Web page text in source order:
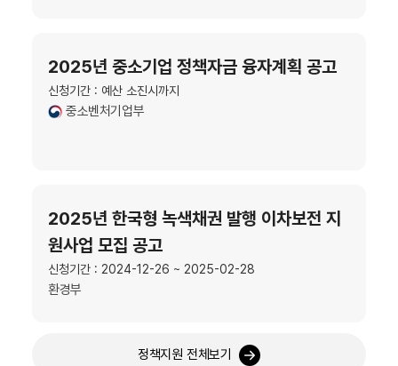
2025년 중소기업 정책자금 융자계획 공고
신청기간 : 예산 소진시까지
중소벤처기업부
2025년 한국형 녹색채권 발행 이차보전 지
원사업 모집 공고
신청기간 : 2024-12-26 ~ 2025-02-28
환경부
정책지원 전체보기